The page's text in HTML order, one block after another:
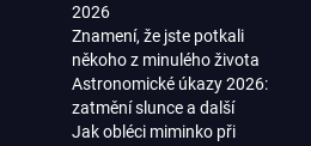
2026
Znamení, že jste potkali
někoho z minulého života
Astronomické úkazy 2026:
zatmění slunce a další
Jak obléci miminko při